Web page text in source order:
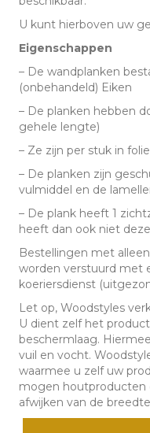
U kunt hierboven uw
Eigenschappen
– De wandplanken
(onbehandeld) Eiken
– De planken hebben
gehele lengte)
– Ze zijn per stuk in
– De planken zijn
vulmiddel en de
– De plank heeft 1
heeft dan ook niet
Bestellingen met
worden verstuurd met
koeriersdienst
Let op, Woodstyles
U dient zelf het
beschermlaag.
vuil en vocht.
waarmee u zelf uw
mogen houtproducten
afwijken van de